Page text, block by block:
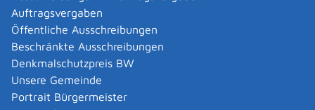
Auftragsvergaben
Öffentliche Ausschreibungen
Beschränkte Ausschreibungen
Denkmalschutzpreis BW
Unsere Gemeinde
Portrait Bürgermeister
berufsqualifizierenden Abschluss im Rahmen einer
schulischen Berufsausbildung oder einen
weiterführenden Schulabschluss erreichen wollen,
BAföG beziehen. Wenn Sie eine allgemeinbildende
Schule besuchen, gilt das aber erst ab Klasse 10 und
auch nur, wenn Sie nicht zu Hause wohnen können. Das